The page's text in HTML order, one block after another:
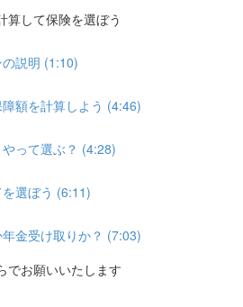
算して保険を選ぼう
説明 (1:10)
額を計算しよう (4:46)
って選ぶ？ (4:28)
選ぼう (6:11)
金受け取りか？ (7:03)
でお願いいたします